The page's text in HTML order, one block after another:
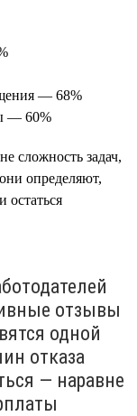
— 68%
— 60%
сложность задач,
определяют,
остаться
отзывы
одной
отказа
— наравне